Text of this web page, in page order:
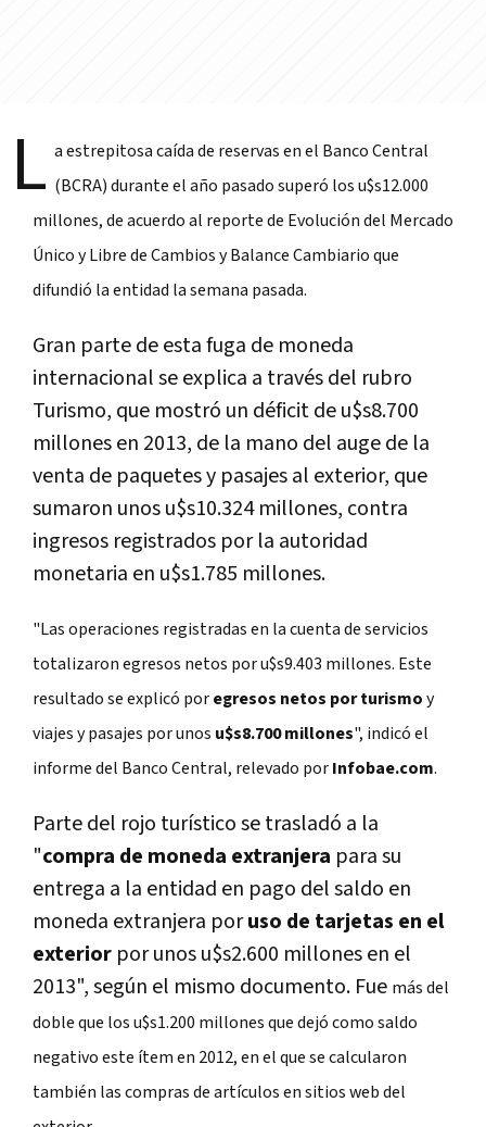
L a estrepitosa caída de reservas en el Banco Central
(BCRA) durante el año pasado superó los u$s12.000
millones, de acuerdo al reporte de Evolución del Mercado
Único y Libre de Cambios y Balance Cambiario que
difundió la entidad la semana pasada.
Gran parte de esta fuga de moneda
internacional se explica a través del rubro
Turismo, que mostró un déficit de u$s8.700
millones en 2013, de la mano del auge de la
venta de paquetes y pasajes al exterior, que
sumaron unos u$s10.324 millones, contra
ingresos registrados por la autoridad
monetaria en u$s1.785 millones.
"Las operaciones registradas en la cuenta de servicios
totalizaron egresos netos por u$s9.403 millones. Este
resultado se explicó poregresos netos por turismoy
viajes y pasajes por unos u$s8.700 millones", indicó el
informe del Banco Central, relevado porInfobae.com.
Parte del rojo turístico se trasladó a la
"compra de moneda extranjera para su
entrega a la entidad en pago del saldo en
moneda extranjera poruso de tarjetas en el
exterior por unos u$s2.600 millones en el
2013", según el mismo documento. Fue más del
doble que los u$s1.200 millones que dejó como saldo
negativo este ítem en 2012, en el que se calcularon
también las compras de artículos en sitios web del